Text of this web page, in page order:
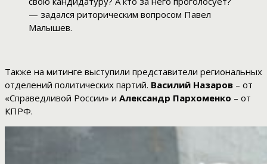
— задался риторическим вопросом Павел
Малышев.
Также на митинге выступили представители региональных
отделений политических партий. Василий Назаров – от
«Справедливой России» и Александр Пархоменко – от
КПРФ.